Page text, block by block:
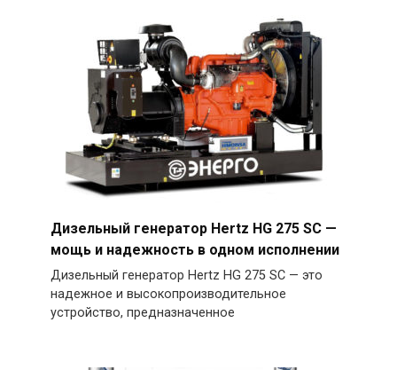
Дизельный генератор Hertz HG 275 SC —
мощь и надежность в одном исполнении
Дизельный генератор Hertz HG 275 SC — это
надежное и высокопроизводительное
устройство, предназначенное